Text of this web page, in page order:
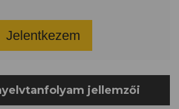
Jelentkezem
jellemzői